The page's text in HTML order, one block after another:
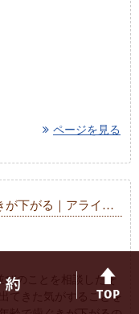
ページを見る
が下がる｜アライ…
びのことを相談したそ
てきた気がすることを